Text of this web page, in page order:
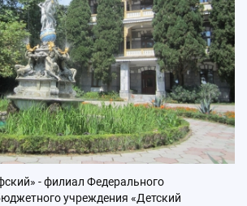
- филиал Федерального
учреждения «Детский